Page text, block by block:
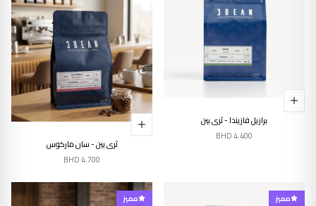
برازيل فازيندا - ثري بين
BHD4.400
ثري بين - سان ماركوس
BHD4.700
مميز مميز